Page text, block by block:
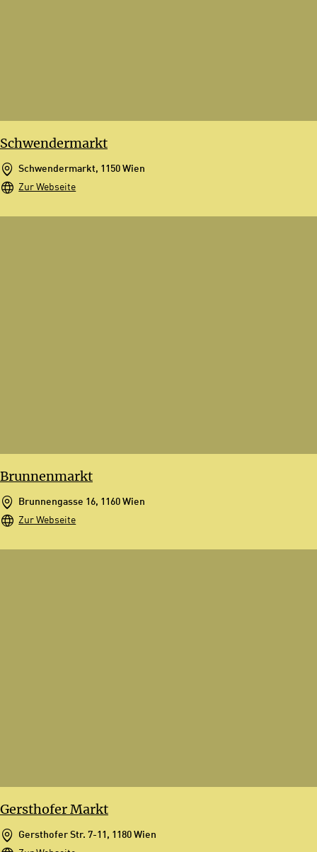
Schwendermarkt
Schwendermarkt, 1150 Wien
Zur Webseite
Brunnenmarkt
Brunnengasse 16, 1160 Wien
Zur Webseite
Gersthofer Markt
Gersthofer Str. 7-11, 1180 Wien